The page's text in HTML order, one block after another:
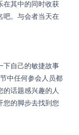
在其中的同时收获
吧。与会者当天在
下自己的敏捷故事
中任何参会人员都
的话题感兴趣的人
您的脚步去找到您